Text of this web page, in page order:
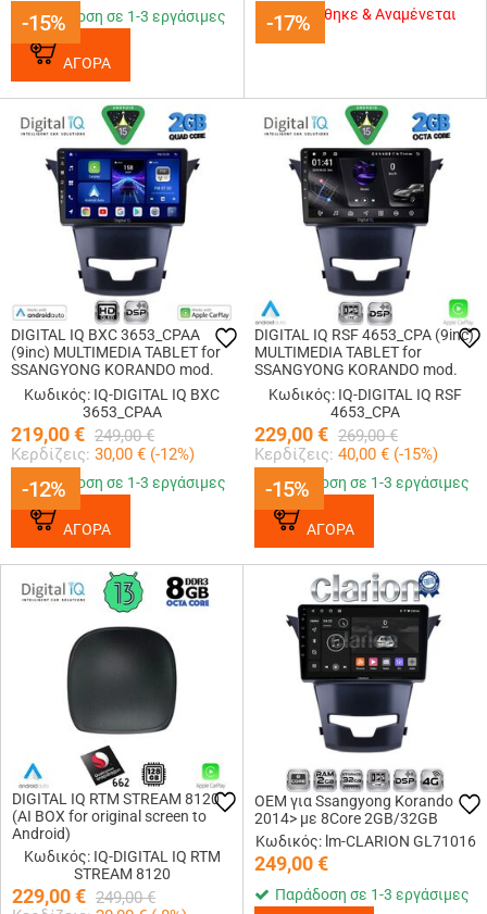
-15%
-15%
Παράδοση σε 1-3 εργάσιμες
ΑΓΟΡΑ
-17%
-17%
Εξαντλήθηκε & Αναμένεται
-12%
DIGITAL IQ BXC 3653_CPAA
(9inc) MULTIMEDIA TABLET for
SSANGYONG KORANDO mod.
2014-2019
Κωδικός: IQ-DIGITAL IQ BXC
3653_CPAA
219,00€ 249,00 €
Κερδίζεις: 30,00 € (-12%)
-12%
Παράδοση σε 1-3 εργάσιμες
ΑΓΟΡΑ
-15%
DIGITAL IQ RSF 4653_CPA (9inc)
MULTIMEDIA TABLET for
SSANGYONG KORANDO mod.
2014-2019
Κωδικός: IQ-DIGITAL IQ RSF
4653_CPA
229,00€ 269,00 €
Κερδίζεις: 40,00 € (-15%)
-15%
Παράδοση σε 1-3 εργάσιμες
ΑΓΟΡΑ
DIGITAL IQ RTM STREAM 8120
(AI BOX for original screen to
Android)
Κωδικός: IQ-DIGITAL IQ RTM
STREAM 8120
229,00€ 249,00 €
OEM για Ssangyong Korando
2014> με 8Core 2GB/32GB
Κωδικός: lm-CLARION GL71016
249,00€
Παράδοση σε 1-3 εργάσιμες